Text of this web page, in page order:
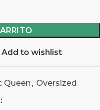
Add to wishlist
Queen , Oversized